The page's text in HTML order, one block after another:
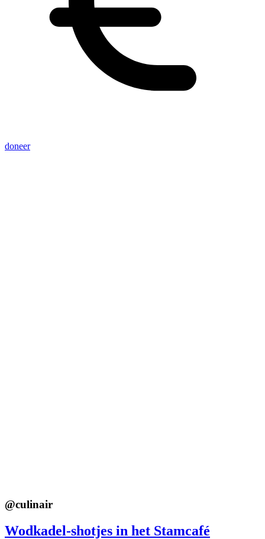
doneer
@culinair
Wodkadel-shotjes in het Stamcafé